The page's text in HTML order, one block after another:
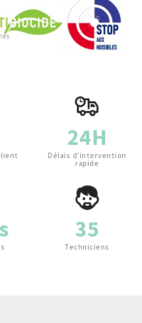
24H
Délais d'intervention
rapide
35
Techniciens